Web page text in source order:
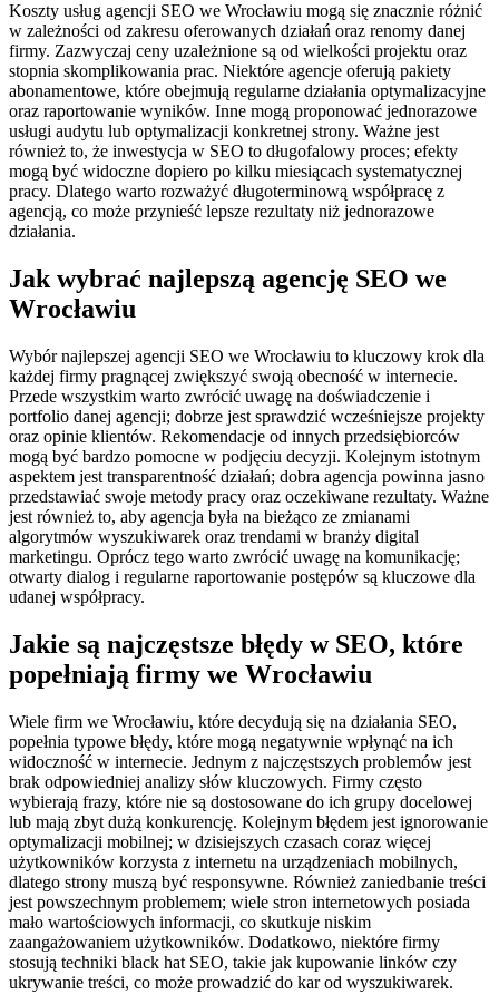
Koszty usług agencji SEO we Wrocławiu mogą się znacznie różnić
w zależności od zakresu oferowanych działań oraz renomy danej
firmy. Zazwyczaj ceny uzależnione są od wielkości projektu oraz
stopnia skomplikowania prac. Niektóre agencje oferują pakiety
abonamentowe, które obejmują regularne działania optymalizacyjne
oraz raportowanie wyników. Inne mogą proponować jednorazowe
usługi audytu lub optymalizacji konkretnej strony. Ważne jest
również to, że inwestycja w SEO to długofalowy proces; efekty
mogą być widoczne dopiero po kilku miesiącach systematycznej
pracy. Dlatego warto rozważyć długoterminową współpracę z
agencją, co może przynieść lepsze rezultaty niż jednorazowe
działania.
Jak wybrać najlepszą agencję SEO we
Wrocławiu
Wybór najlepszej agencji SEO we Wrocławiu to kluczowy krok dla
każdej firmy pragnącej zwiększyć swoją obecność w internecie.
Przede wszystkim warto zwrócić uwagę na doświadczenie i
portfolio danej agencji; dobrze jest sprawdzić wcześniejsze projekty
oraz opinie klientów. Rekomendacje od innych przedsiębiorców
mogą być bardzo pomocne w podjęciu decyzji. Kolejnym istotnym
aspektem jest transparentność działań; dobra agencja powinna jasno
przedstawiać swoje metody pracy oraz oczekiwane rezultaty. Ważne
jest również to, aby agencja była na bieżąco ze zmianami
algorytmów wyszukiwarek oraz trendami w branży digital
marketingu. Oprócz tego warto zwrócić uwagę na komunikację;
otwarty dialog i regularne raportowanie postępów są kluczowe dla
udanej współpracy.
Jakie są najczęstsze błędy w SEO, które
popełniają firmy we Wrocławiu
Wiele firm we Wrocławiu, które decydują się na działania SEO,
popełnia typowe błędy, które mogą negatywnie wpłynąć na ich
widoczność w internecie. Jednym z najczęstszych problemów jest
brak odpowiedniej analizy słów kluczowych. Firmy często
wybierają frazy, które nie są dostosowane do ich grupy docelowej
lub mają zbyt dużą konkurencję. Kolejnym błędem jest ignorowanie
optymalizacji mobilnej; w dzisiejszych czasach coraz więcej
użytkowników korzysta z internetu na urządzeniach mobilnych,
dlatego strony muszą być responsywne. Również zaniedbanie treści
jest powszechnym problemem; wiele stron internetowych posiada
mało wartościowych informacji, co skutkuje niskim
zaangażowaniem użytkowników. Dodatkowo, niektóre firmy
stosują techniki black hat SEO, takie jak kupowanie linków czy
ukrywanie treści, co może prowadzić do kar od wyszukiwarek.